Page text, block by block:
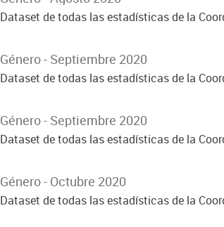
Dataset de todas las estadísticas de la
Género - Septiembre 2020
Dataset de todas las estadísticas de la
Género - Septiembre 2020
Dataset de todas las estadísticas de la
Género - Octubre 2020
Dataset de todas las estadísticas de la